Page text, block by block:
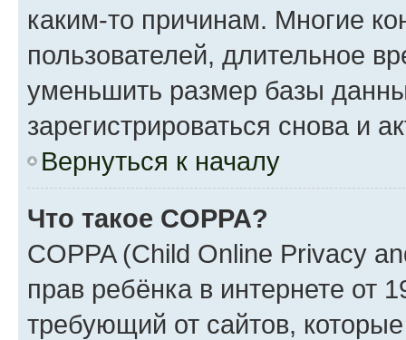
каким-то причинам. Многие
пользователей, длительное
уменьшить размер базы
зарегистрироваться снова и
Вернуться к началу
Что такое COPPA?
COPPA (Child Online Privacy
прав ребёнка в интернете от
требующий от сайтов,